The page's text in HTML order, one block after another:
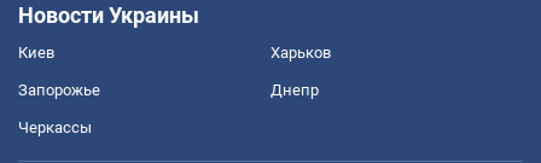
Новости Украины
Киев Харьков
Запорожье Днепр
Черкассы